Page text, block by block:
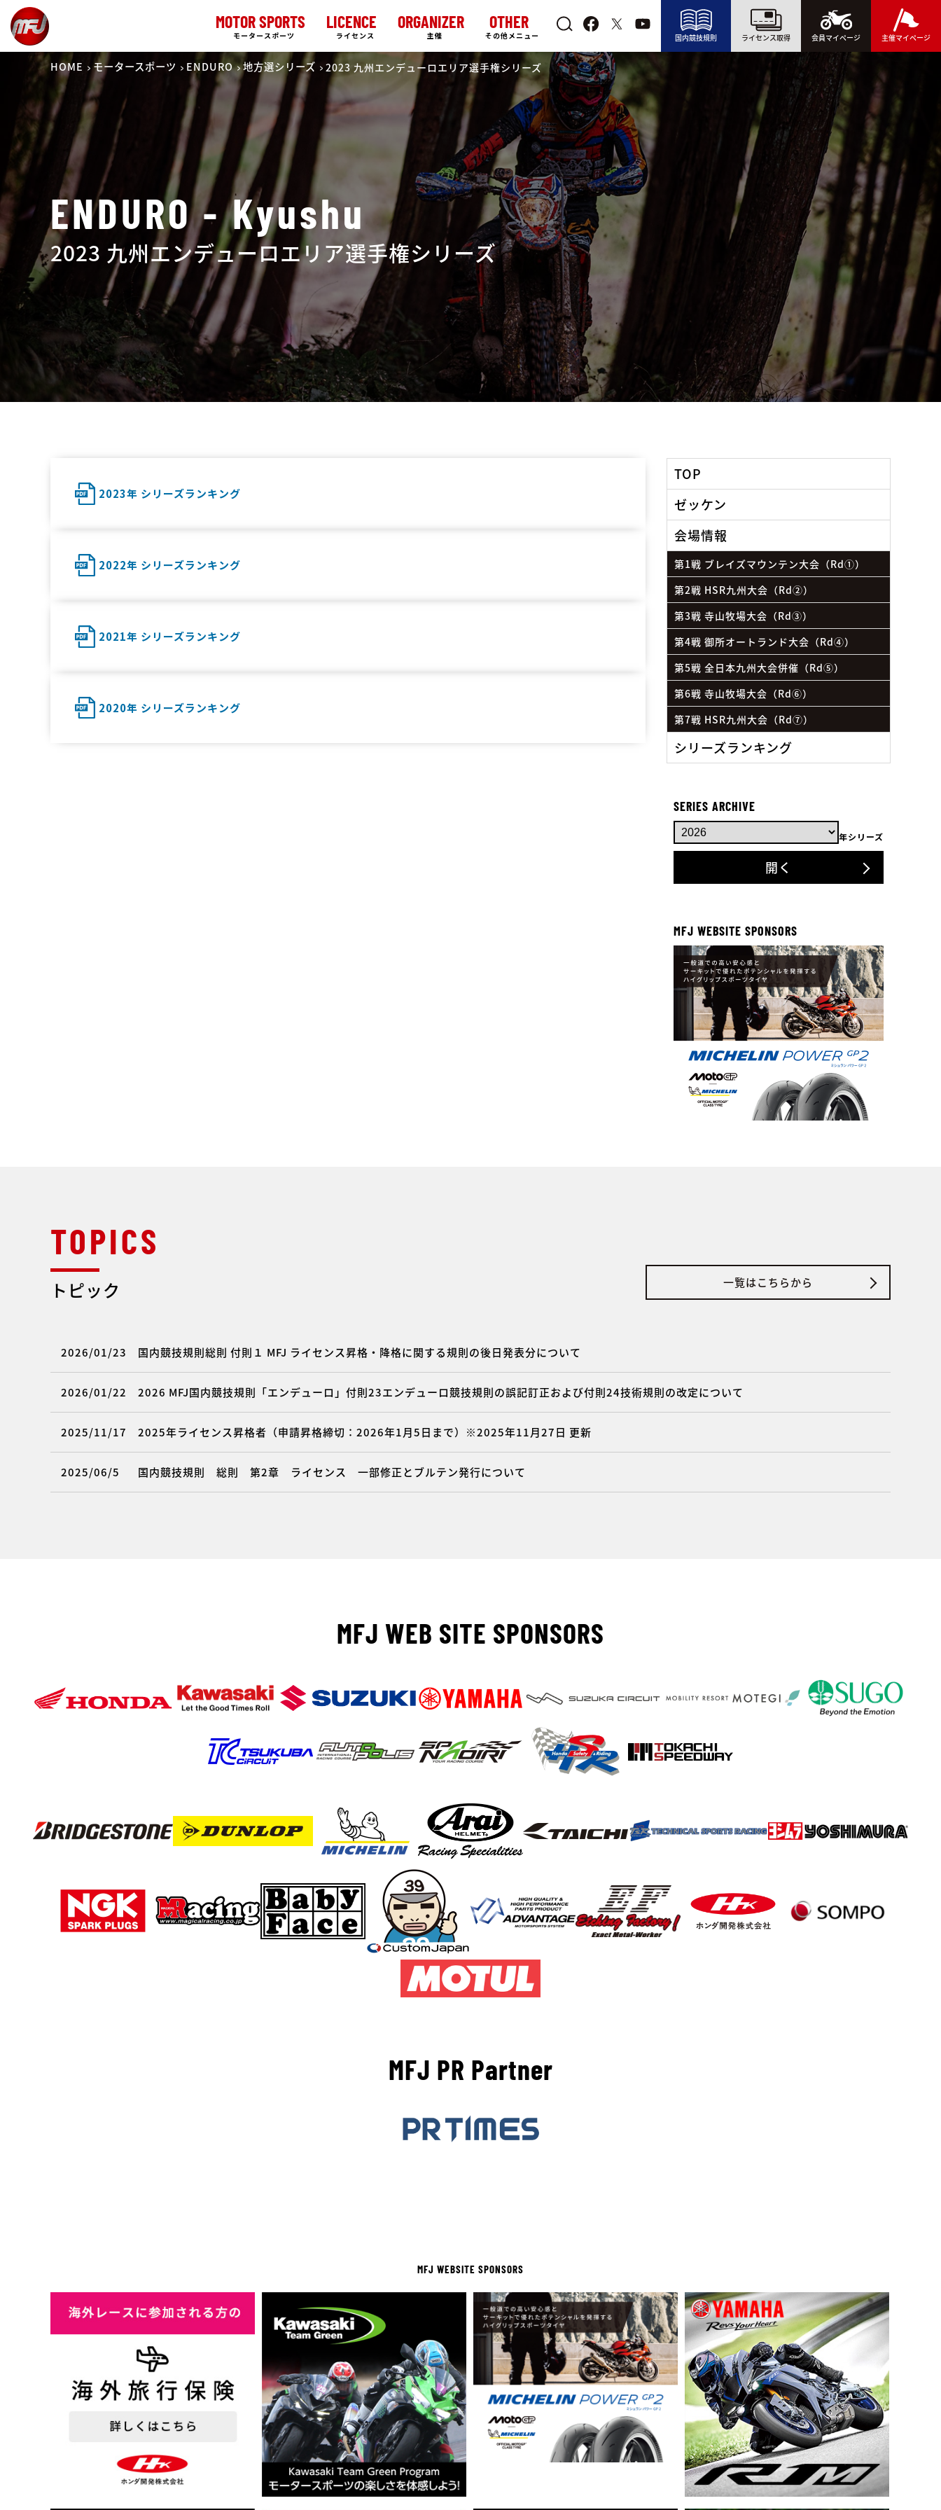
MOTOR SPORTS
モータースポーツ
LICENCE
ライセンス
ORGANIZER
主催
OTHER
その他メニュー 国内競技規則 ライセンス取得 会員マイページ 主催マイページ
HOME モータースポーツ ENDURO 地方選シリーズ 2023 九州エンデューロエリア選手権シリーズ
ENDURO - Kyushu
2023 九州エンデューロエリア選手権シリーズ
2023年 シリーズランキング
2022年 シリーズランキング
2021年 シリーズランキング
2020年 シリーズランキング
TOP
ゼッケン
会場情報
第1戦 ブレイズマウンテン大会（Rd①）
第2戦 HSR九州大会（Rd②）
第3戦 寺山牧場大会（Rd③）
第4戦 御所オートランド大会（Rd④）
第5戦 全日本九州大会併催（Rd⑤）
第6戦 寺山牧場大会（Rd⑥）
第7戦 HSR九州大会（Rd⑦）
シリーズランキング
SERIES ARCHIVE
年シリーズ
開く
MFJ WEBSITE SPONSORS
トピック
2026/01/23 国内競技規則総則 付則１ MFJ ライセンス昇格・降格に関する規則の後日発表分について
2026/01/22 2026 MFJ国内競技規則「エンデューロ」付則23エンデューロ競技規則の誤記訂正および付則24技術規則の改定について
2025/11/17 2025年ライセンス昇格者（申請昇格締切：2026年1月5日まで）※2025年11月27日 更新
2025/06/5 国内競技規則 総則 第2章 ライセンス 一部修正とブルテン発行について
一覧はこちらから
MFJ WEB SITE SPONSORS
MFJ PR Partner
MFJ WEBSITE SPONSORS